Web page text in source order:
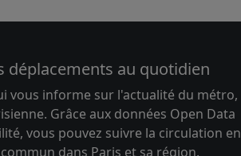
déplacements au quotidien
vous informe sur l'actualité du métro,
Grâce aux données Open Data
vous pouvez suivre la circulation en
dans Paris et sa région.